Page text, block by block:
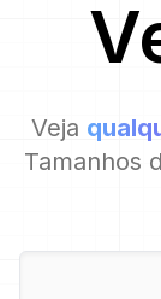
Veja
Tamanhos